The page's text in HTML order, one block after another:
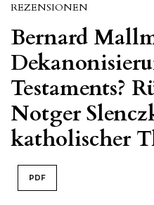
REZENSIONEN
Bernard
Testaments?
Notger
katholischer
PDF